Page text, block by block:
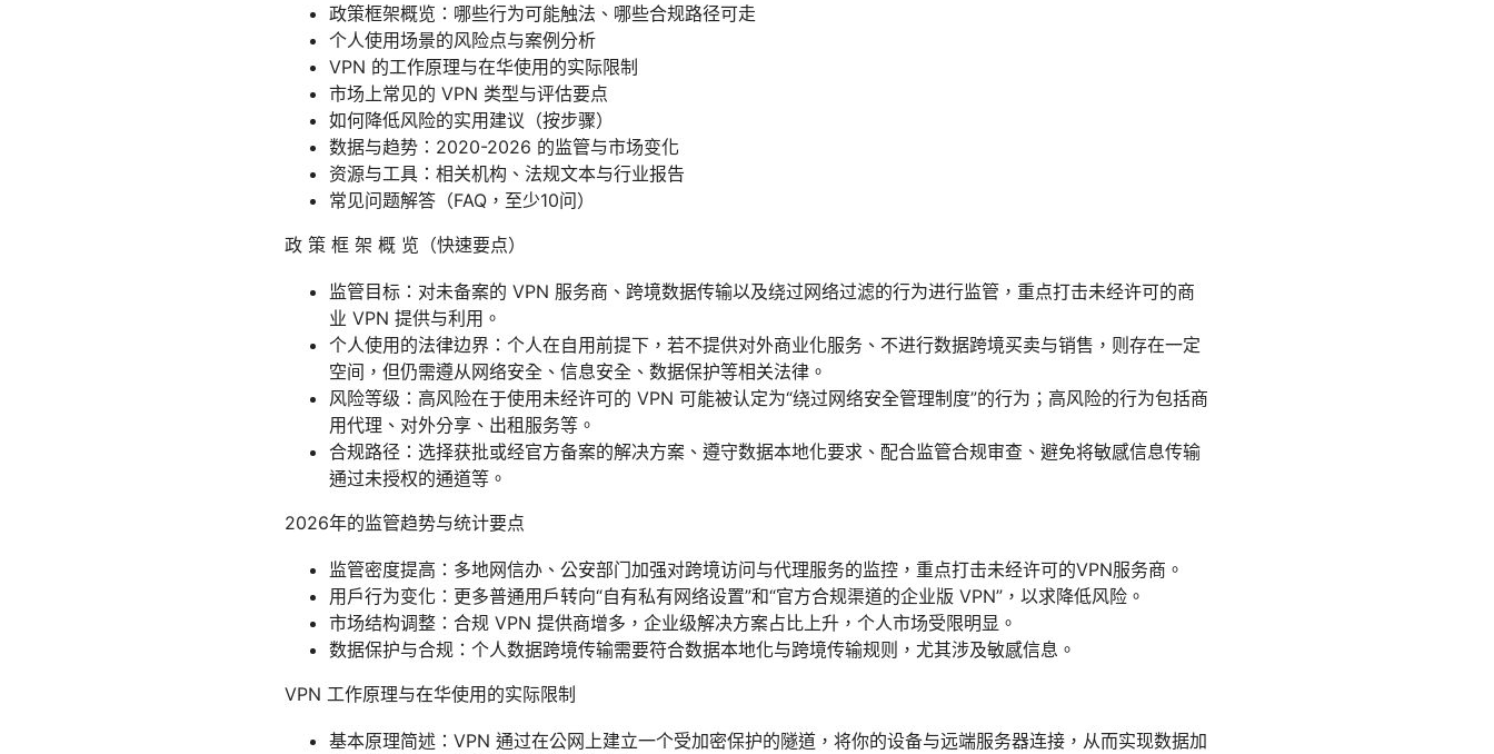
政策框架概览：哪些行为可能触法、哪些合规路径可走
个人使用场景的风险点与案例分析
VPN 的工作原理与在华使用的实际限制
市场上常见的 VPN 类型与评估要点
如何降低风险的实用建议（按步骤）
数据与趋势：2020-2026 的监管与市场变化
资源与工具：相关机构、法规文本与行业报告
常见问题解答（FAQ，至少10问）
政 策 框 架 概 览（快速要点）
监管目标：对未备案的 VPN 服务商、跨境数据传输以及绕过网络过滤的行为进行监管，重点打击未经许可的商
业 VPN 提供与利用。
个人使用的法律边界：个人在自用前提下，若不提供对外商业化服务、不进行数据跨境买卖与销售，则存在一定
空间，但仍需遵从网络安全、信息安全、数据保护等相关法律。
风险等级：高风险在于使用未经许可的 VPN 可能被认定为“绕过网络安全管理制度”的行为；高风险的行为包括商
用代理、对外分享、出租服务等。
合规路径：选择获批或经官方备案的解决方案、遵守数据本地化要求、配合监管合规审查、避免将敏感信息传输
通过未授权的通道等。
2026年的监管趋势与统计要点
监管密度提高：多地网信办、公安部门加强对跨境访问与代理服务的监控，重点打击未经许可的VPN服务商。
用户行为变化：更多普通用户转向“自有私有网络设置”和“官方合规渠道的企业版 VPN”，以求降低风险。
市场结构调整：合规 VPN 提供商增多，企业级解决方案占比上升，个人市场受限明显。
数据保护与合规：个人数据跨境传输需要符合数据本地化与跨境传输规则，尤其涉及敏感信息。
VPN 工作原理与在华使用的实际限制
基本原理简述：VPN 通过在公网上建立一个受加密保护的隧道，将你的设备与远端服务器连接，从而实现数据加